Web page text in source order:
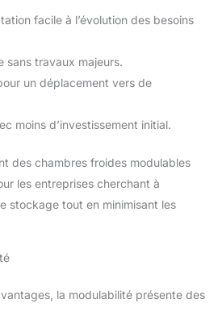
facile à l’évolution des besoins
sans travaux majeurs.
un déplacement vers de
moins d’investissement initial.
des chambres froides modulables
les entreprises cherchant à
stockage tout en minimisant les
la modulabilité présente des